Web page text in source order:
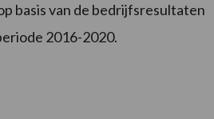
basis van de bedrijfsresultaten
2016-2020.